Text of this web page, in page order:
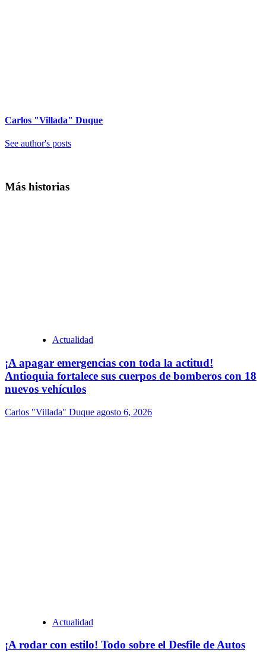
Carlos "Villada" Duque
See author's posts
Más historias
Actualidad
¡A apagar emergencias con toda la actitud!
Antioquia fortalece sus cuerpos de bomberos con 18
nuevos vehículos
Carlos "Villada" Duque agosto 6, 2026
Actualidad
¡A rodar con estilo! Todo sobre el Desfile de Autos